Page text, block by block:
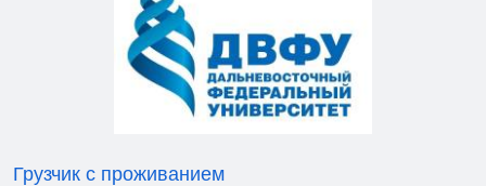
Грузчик с проживанием